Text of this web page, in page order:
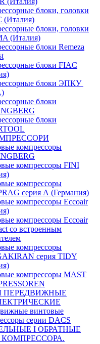
блоки, головки
(Италия)
блоки, головки
(Италия)
блоки Remeza
блоки FIAC
блоки ЭПКУ
блоки
блоки
компрессоры
компрессоры FINI
компрессоры
серия А (Германия)
компрессоры Eccoair
компрессоры Eccoair
со встроенным
компрессоры
серия TIDY
компрессоры MAST
ПЕРЕДВИЖНЫЕ
винтовые
серии DACS
І ОБРАТНЫЕ